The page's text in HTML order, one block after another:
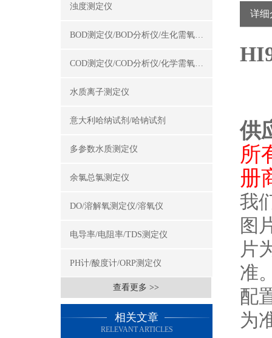
浊度测定仪
BOD测定仪/BOD分析仪/生化需氧量测定仪
COD测定仪/COD分析仪/化学需氧量测定仪
水质离子测定仪
意大利哈纳试剂/哈钠试剂
多参数水质测定仪
余氯总氯测定仪
DO/溶解氧测定仪/溶氧仪
电导率/电阻率/TDS测定仪
PH计/酸度计/ORP测定仪
查看更多 >>
相关文章
RELEVANT ARTICLES
详细
供
所
册
我
图
片
准
配
为